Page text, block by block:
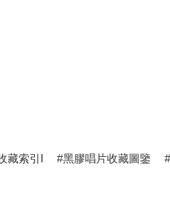
藏索引I 黑膠唱片收藏圖鑒